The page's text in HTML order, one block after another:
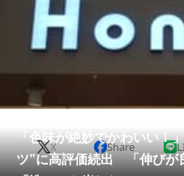
エンタメ
グルメ
会員記事
「色味が絶妙でかわいい！
ツ”に高評価続出 「伸びが
X Share